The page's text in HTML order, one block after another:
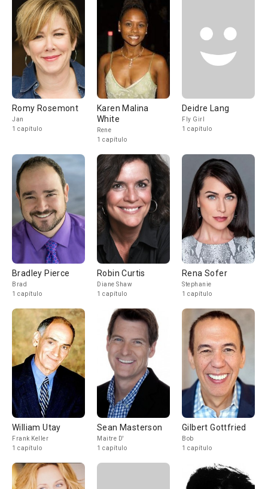
Romy Rosemont
Jan
1 capítulo
Karen Malina
White
Rene
1 capítulo
Deidre Lang
Fly Girl
1 capítulo
Bradley Pierce
Brad
1 capítulo
Robin Curtis
Diane Shaw
1 capítulo
Rena Sofer
Stephanie
1 capítulo
William Utay
Frank Keller
1 capítulo
Sean Masterson
Maitre D'
1 capítulo
Gilbert Gottfried
Bob
1 capítulo